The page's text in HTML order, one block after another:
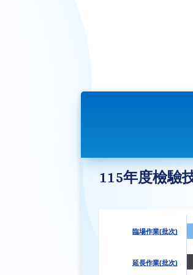
115年度檢驗
臨場作業(批次)
延長作業(批次)